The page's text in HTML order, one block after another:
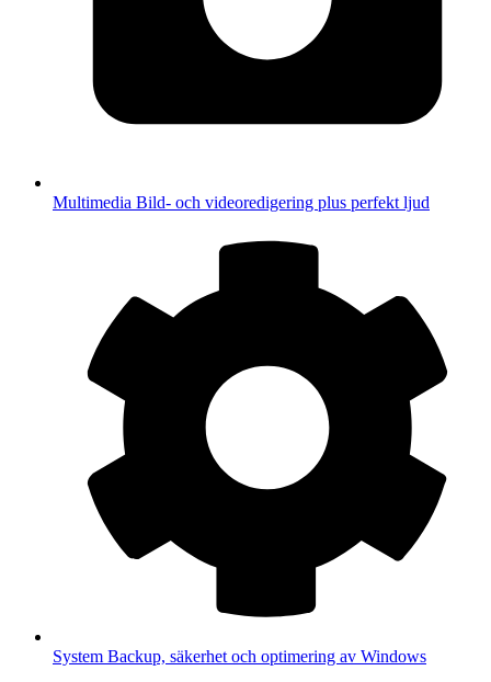
Multimedia Bild- och videoredigering plus perfekt ljud
System Backup, säkerhet och optimering av Windows